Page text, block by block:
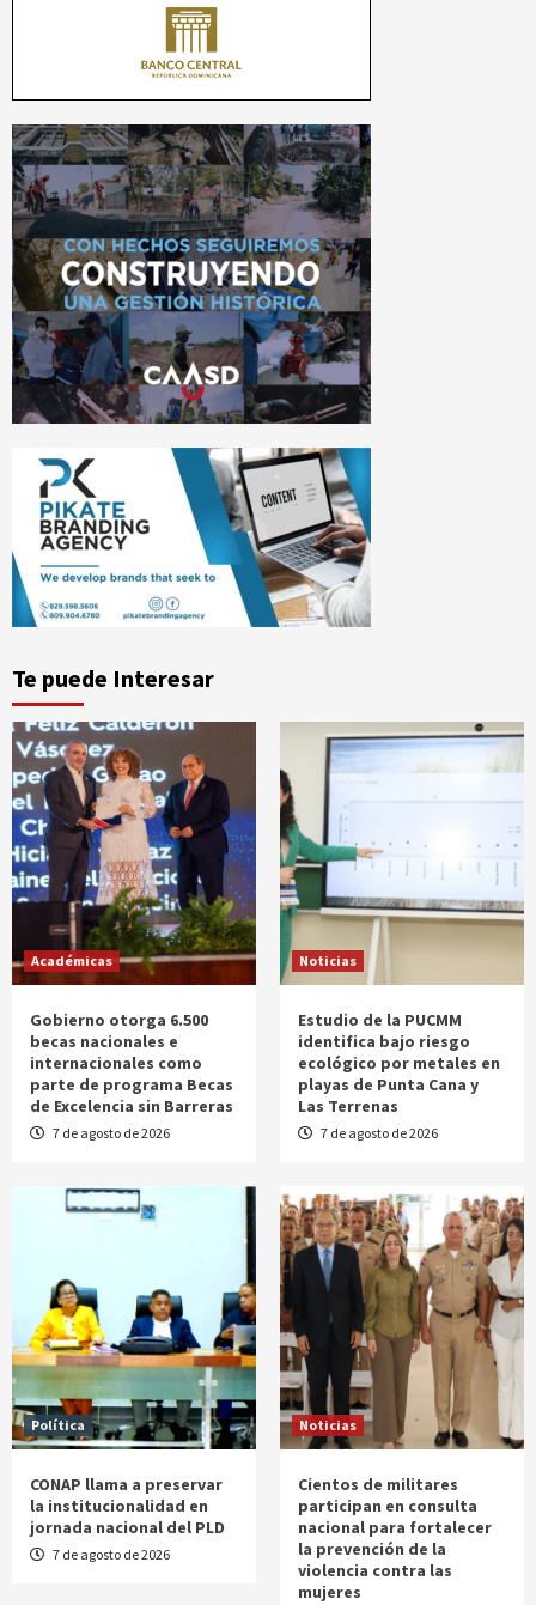
Te puede Interesar
Académicas
Gobierno otorga 6.500
becas nacionales e
internacionales como
parte de programa Becas
de Excelencia sin Barreras
7 de agosto de 2026
Noticias
Estudio de la PUCMM
identifica bajo riesgo
ecológico por metales en
playas de Punta Cana y
Las Terrenas
7 de agosto de 2026
Política
CONAP llama a preservar
la institucionalidad en
jornada nacional del PLD
7 de agosto de 2026
Noticias
Cientos de militares
participan en consulta
nacional para fortalecer
la prevención de la
violencia contra las
mujeres